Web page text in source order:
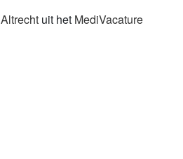
Altrecht uit het MediVacature